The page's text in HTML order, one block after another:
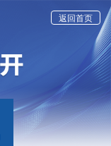
返回首页